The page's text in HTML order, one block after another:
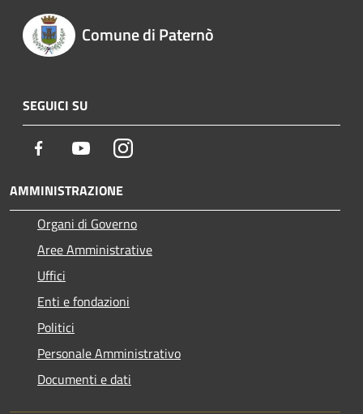
Comune di Paternò
SEGUICI SU
Facebook YoutubeInstagram
AMMINISTRAZIONE
Organi di Governo
Aree Amministrative
Uffici
Enti e fondazioni
Politici
Personale Amministrativo
Documenti e dati